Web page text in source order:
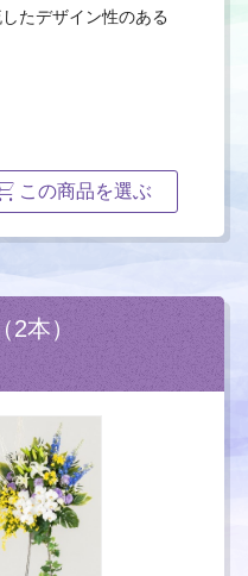
たデザイン性のある
この商品を選ぶ
2本）